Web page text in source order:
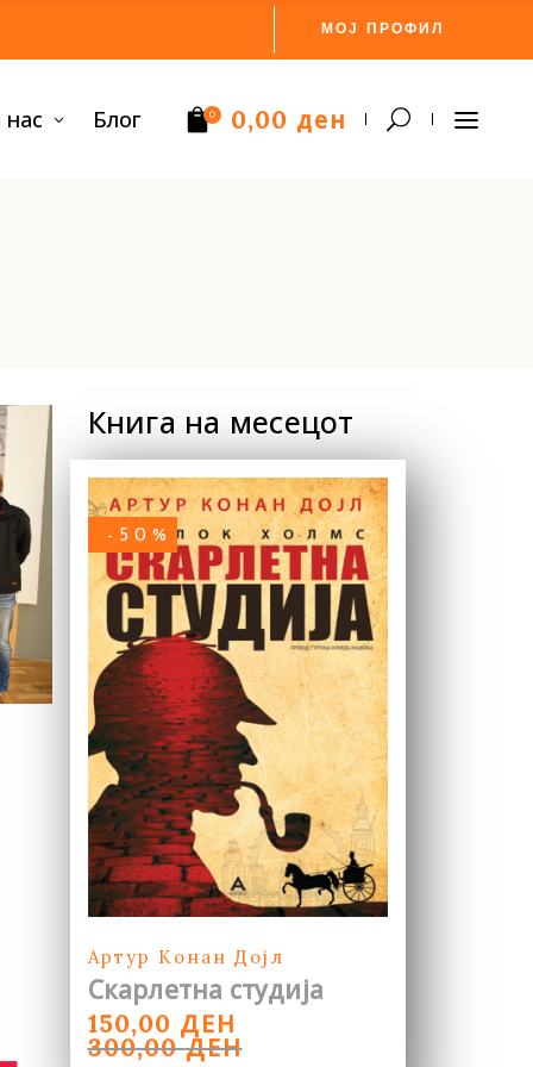
МОЈ ПРОФИЛ
нас Блог 0 0,00 ден
Книга на месецот
-50%
Артур Конан Дојл
Скарлетна студија
300,00ДЕН
ORIGINAL
PRICE
150,00 ДЕН
CURRENT
PRICE